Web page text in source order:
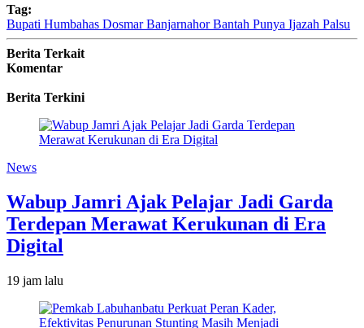
Tag:
Bupati Humbahas Dosmar Banjarnahor Bantah Punya Ijazah Palsu
Berita Terkait
Komentar
Berita Terkini
News
Wabup Jamri Ajak Pelajar Jadi Garda
Terdepan Merawat Kerukunan di Era
Digital
19 jam lalu